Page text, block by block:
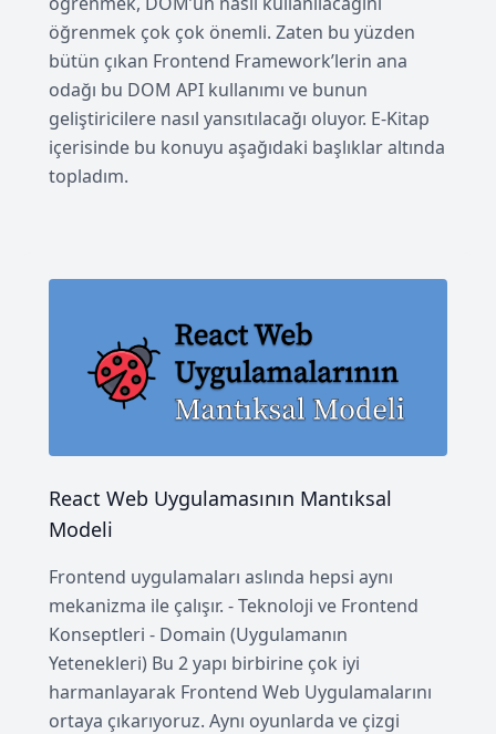
öğrenmek çok çok önemli. Zaten bu yüzden
bütün çıkan Frontend Framework’lerin ana
odağı bu DOM API kullanımı ve bunun
geliştiricilere nasıl yansıtılacağı oluyor. E-Kitap
içerisinde bu konuyu aşağıdaki başlıklar altında
topladım.
React Web Uygulamasının Mantıksal
Modeli
Frontend uygulamaları aslında hepsi aynı
mekanizma ile çalışır. - Teknoloji ve Frontend
Konseptleri - Domain (Uygulamanın
Yetenekleri) Bu 2 yapı birbirine çok iyi
harmanlayarak Frontend Web Uygulamalarını
ortaya çıkarıyoruz. Aynı oyunlarda ve çizgi